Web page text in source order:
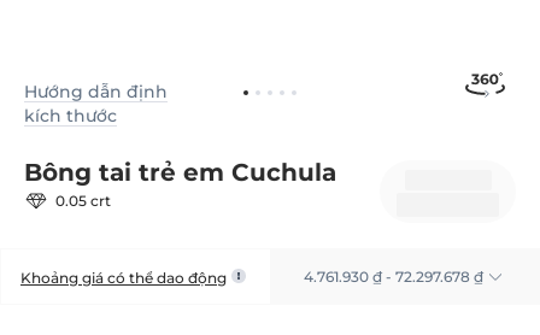
Hướng dẫn định
kích thước
Bông tai trẻ em Cuchula
0.05 crt
Khoảng giá có thể dao động 4.761.930 ₫ - 72.297.678 ₫